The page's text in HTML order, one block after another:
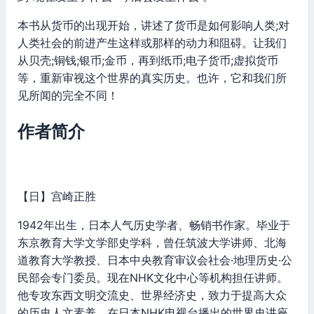
本书从货币的出现开始，讲述了货币是如何影响人类;对
人类社会的前进产生这样或那样的动力和阻碍。让我们
从贝壳;铜钱;银币;金币，再到纸币;电子货币;虚拟货币
等，重新审视这个世界的真实历史。也许，它和我们所
见所闻的完全不同！
作者简介
【日】宫崎正胜
1942年出生，日本人气历史学者、畅销书作家。毕业于
东京教育大学文学部史学科，曾任筑波大学讲师、北海
道教育大学教授、日本中央教育审议会社会·地理历史·公
民部会专门委员。现在NHK文化中心等机构担任讲师。
他专攻东西文明交流史、世界经济史，致力于提高大众